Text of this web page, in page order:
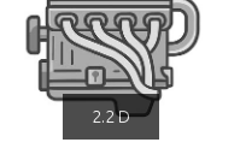
2.2 D